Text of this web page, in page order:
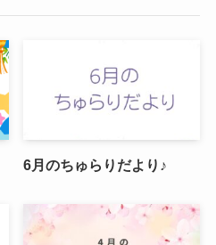
6月のちゅらりだより♪